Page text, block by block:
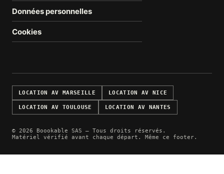
Données personnelles
Cookies
LOCATION AV MARSEILLE LOCATION AV NICE
LOCATION AV TOULOUSE LOCATION AV NANTES
© 2026 Boookable SAS — Tous droits réservés.
Matériel vérifié avant chaque départ. Même ce footer.